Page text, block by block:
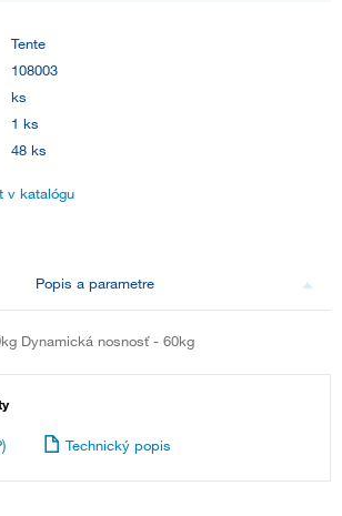
Tente
108003
ks
1 ks
48 ks
v katalógu
Popis a parametre
Dynamická nosnosť - 60kg
Technický popis